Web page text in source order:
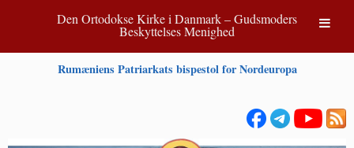
Den Ortodokse Kirke i Danmark – Gudsmoders
Beskyttelses Menighed
Rumæniens Patriarkats bispestol for Nordeuropa